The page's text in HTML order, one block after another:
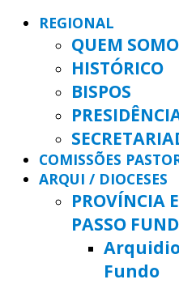
REGIONAL
QUEM
HISTÓRICO
BISPOS
COMISSÕES
ARQUI / DIOCESES
PROVÍNCIA
PASSO
Fundo